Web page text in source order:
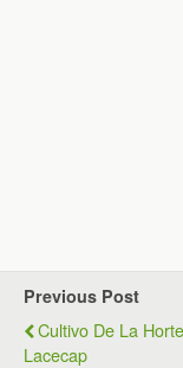
Previous Post
Cultivo De La
Lacecap